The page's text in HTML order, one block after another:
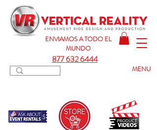
ENVIAMOS A TODO EL
MUNDO
877 632 6444
MENU